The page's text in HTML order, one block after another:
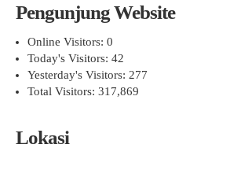
Pengunjung Website
Online Visitors: 0
Today's Visitors: 42
Yesterday's Visitors: 277
Total Visitors: 317,869
Lokasi